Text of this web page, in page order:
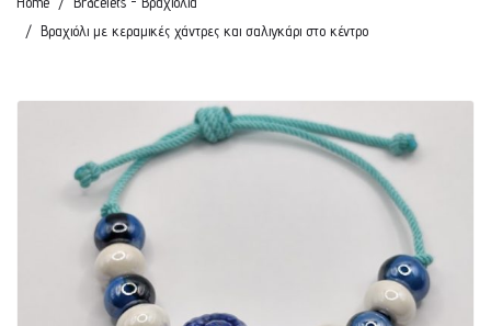
Βραχιόλι με κεραμικές χάντρες και σαλιγκάρι στο κέντρο